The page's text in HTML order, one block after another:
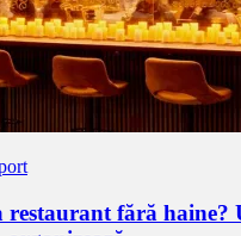
restaurant fără haine?